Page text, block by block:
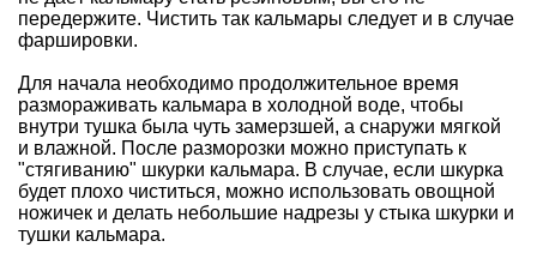
передержите. Чистить так кальмары следует и в случае
фаршировки.
Для начала необходимо продолжительное время
размораживать кальмара в холодной воде, чтобы
внутри тушка была чуть замерзшей, а снаружи мягкой
и влажной. После разморозки можно приступать к
"стягиванию" шкурки кальмара. В случае, если шкурка
будет плохо чиститься, можно использовать овощной
ножичек и делать небольшие надрезы у стыка шкурки и
тушки кальмара.